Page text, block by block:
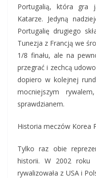
Portugalią, która gra
Katarze. Jedyną
Portugalię drugiego
Tunezja z Francją we
1/8 finału, ale na
przegrać i zechcą
dopiero w kolejnej
mocniejszym
sprawdzianem.
Historia meczów Korea
Tylko raz obie
historii. W 2002 roku
rywalizowała z USA i